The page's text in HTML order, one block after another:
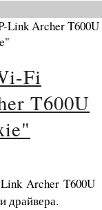
Fi
T600U
Archer T600U
драйвера.